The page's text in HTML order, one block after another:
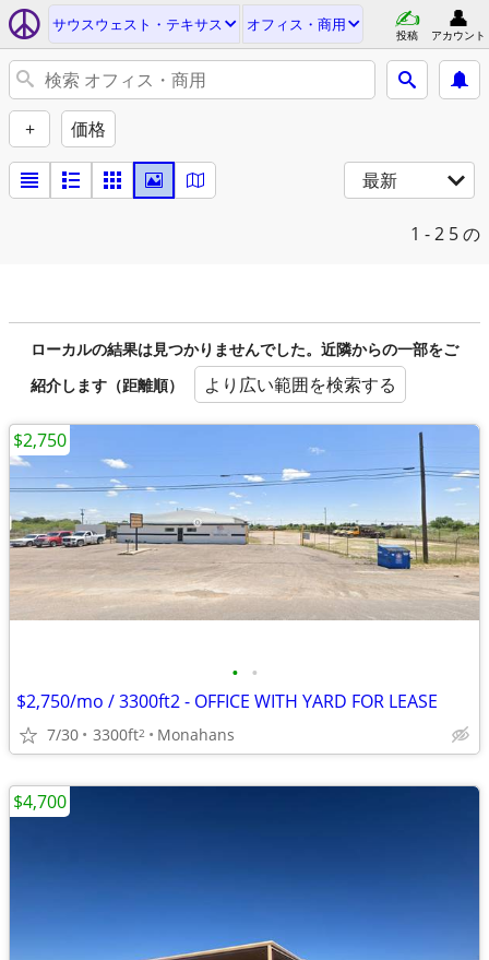
サウスウェスト・テキサス オフィス・商用
投稿 アカウント
+ 価格
最新
1 - 2 5 の
ローカルの結果は見つかりませんでした。近隣からの一部をご
紹介します（距離順）
より広い範囲を検索する
• •
$2,750/mo / 3300ft2 - OFFICE WITH YARD FOR LEASE
7/30 3300ft2 Monahans
$2,750
$4,700